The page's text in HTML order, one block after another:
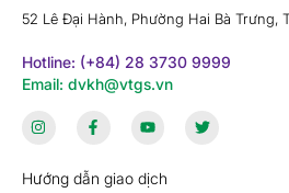
52 Lê Đại Hành, Phường Hai Bà Trưng,
Hotline: (+84) 28 3730 9999
Email: dvkh@vtgs.vn
Hướng dẫn giao dịch